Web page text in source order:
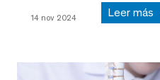
14 nov 2024 Leer más